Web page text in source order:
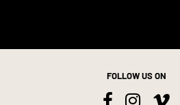
FOLLOW US ON